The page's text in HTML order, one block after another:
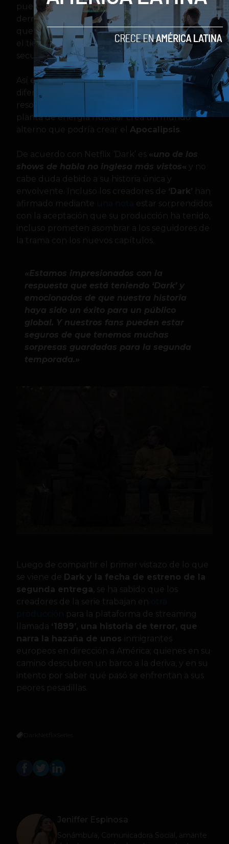
pueblo ficticio de Alemania, allí un portal
derrumba las barreras del concepto del tiempo
que tenemos, llevando a los actores a viajes en
el tiempo. así que la pregunta final no es quién
secuestró a los niños, sino cuándo.
Así es como el mismo personaje pero en
diferentes etapas generacionales, deben
resolver el enigma del pueblo donde una
planta de energía nuclear crea un mundo
alterno que podría crear el Apocalipsis
De acuerdo con Netflix ‘Dark’ es «uno de los
shows de habla no inglesa más vistos « y no
cabe duda debido a su historia única y
envolvente. Incluso los creadores de ‘Dark’ han
afirmado mediante
estar sorprendidos
con la aceptación que su producción ha tenido,
incluso prometen asombrar a los seguidores de
la trama con los nuevos capítulos.
«Estamos impresionados con la
respuesta que está teniendo ‘Dark’ y
emocionados de que nuestra historia
haya sido un éxito para un público
global. Y nuestros fans pueden estar
seguros de que tenemos muchas
sorpresas guardadas para la segunda
temporada.»
Luego de compartir el primer vistazo de lo que
se viene de Dark y la fecha de estreno de la
segunda entrega , se ha sabido que los
creadores de la serie trabajan en
para la plataforma de streaming
llamada ‘1899’, una historia de terror, que
narra la hazaña de unos inmigrantes
europeos en dirección a América; quienes en su
camino descubren un barco a la deriva, y en su
intento por saber qué pasó se enfrentan a sus
peores pesadillas.
Jeniffer Espinosa
Sonámbula, Comunicadora Social, amante